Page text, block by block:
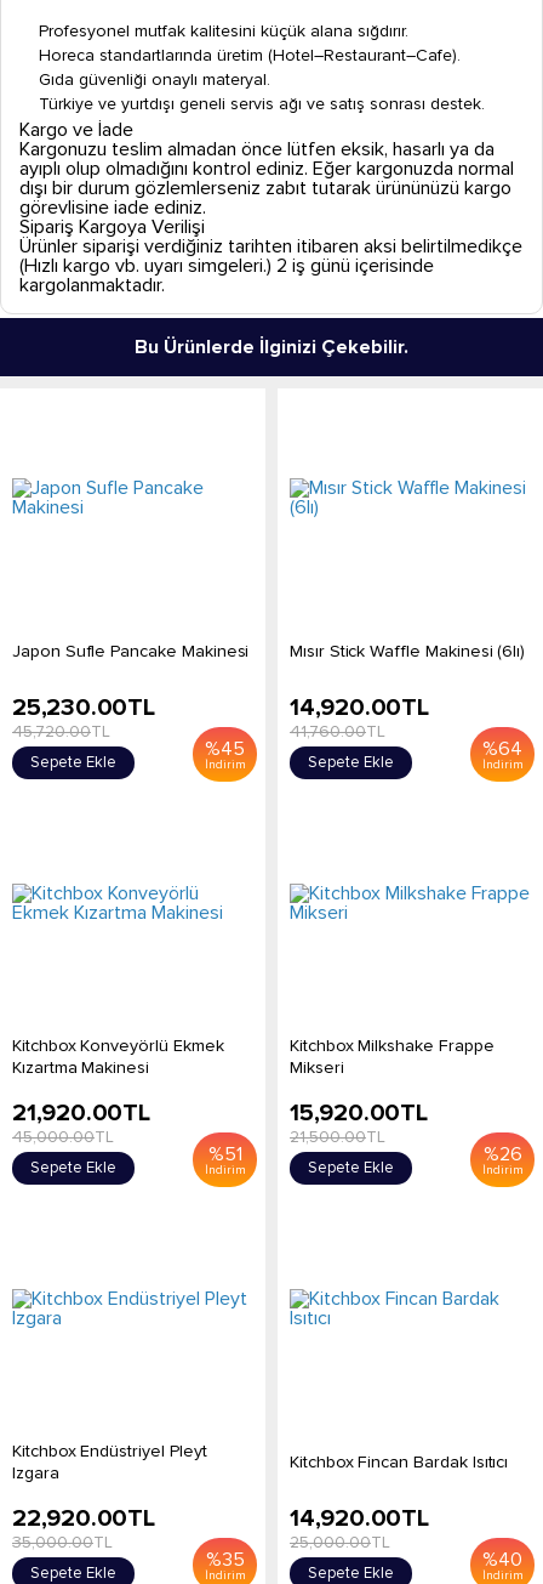
Profesyonel mutfak kalitesini küçük alana sığdırır.
Horeca standartlarında üretim (Hotel–Restaurant–Cafe).
Gıda güvenliği onaylı materyal.
Türkiye ve yurtdışı geneli servis ağı ve satış sonrası destek.
Kargo ve İade
Kargonuzu teslim almadan önce lütfen eksik, hasarlı ya da
ayıplı olup olmadığını kontrol ediniz. Eğer kargonuzda normal
dışı bir durum gözlemlerseniz zabıt tutarak ürününüzü kargo
görevlisine iade ediniz.
Sipariş Kargoya Verilişi
Ürünler siparişi verdiğiniz tarihten itibaren aksi belirtilmedikçe
(Hızlı kargo vb. uyarı simgeleri.) 2 iş günü içerisinde
kargolanmaktadır.
Bu Ürünlerde İlginizi Çekebilir.
Japon Sufle Pancake Makinesi
%45
İndirim
25,230.00TL
45,720.00TL
Sepete Ekle
Mısır Stick Waffle Makinesi (6lı)
%64
İndirim
14,920.00TL
41,760.00TL
Sepete Ekle
Kitchbox Konveyörlü Ekmek
Kızartma Makinesi
%51
İndirim
21,920.00TL
45,000.00TL
Sepete Ekle
Kitchbox Milkshake Frappe
Mikseri
%26
İndirim
15,920.00TL
21,500.00TL
Sepete Ekle
Kitchbox Endüstriyel Pleyt
Izgara
%35
İndirim
22,920.00TL
35,000.00TL
Sepete Ekle
Kitchbox Fincan Bardak Isıtıcı
%40
İndirim
14,920.00TL
25,000.00TL
Sepete Ekle